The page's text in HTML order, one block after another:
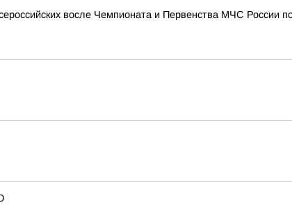
восле Чемпионата и Первенства МЧС России